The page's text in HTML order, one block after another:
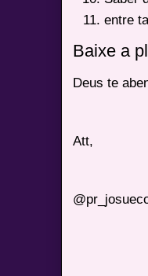
entre
Baixe a
Deus te
Att,